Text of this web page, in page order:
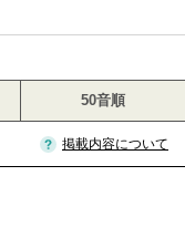
50音順
掲載内容について